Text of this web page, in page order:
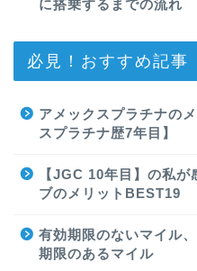
に搭乗するまでの流れ
必見！おすすめ記事
アメックスプラチナの
スプラチナ歴7年目】
【JGC 10年目】の私
ブのメリットBEST19
有効期限のないマイル
期限のあるマイル